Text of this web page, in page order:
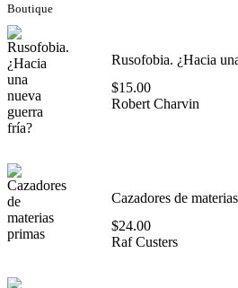
Boutique
Rusofobia. ¿Hacia
$15.00
Robert Charvin
Cazadores de
$24.00
Raf Custers